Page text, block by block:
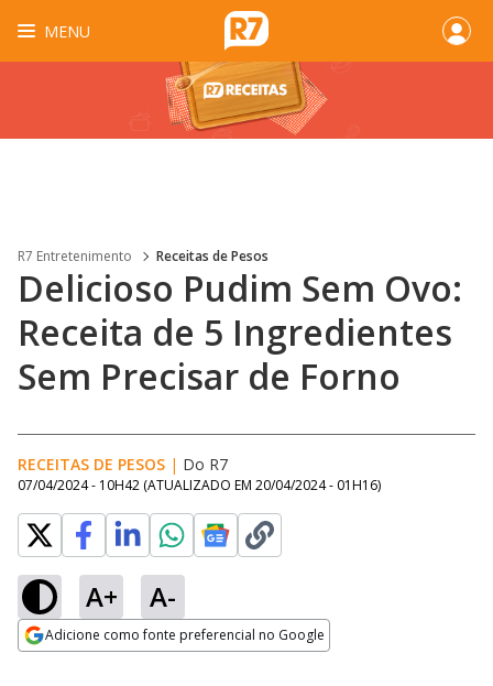
MENU
R7 Entretenimento Receitas de Pesos
Delicioso Pudim Sem Ovo:
Receita de 5 Ingredientes
Sem Precisar de Forno
RECEITAS DE PESOS | Do R7
07/04/2024 - 10H42 (ATUALIZADO EM 20/04/2024 - 01H16)
A+ A-
Adicione como fonte preferencial no Google